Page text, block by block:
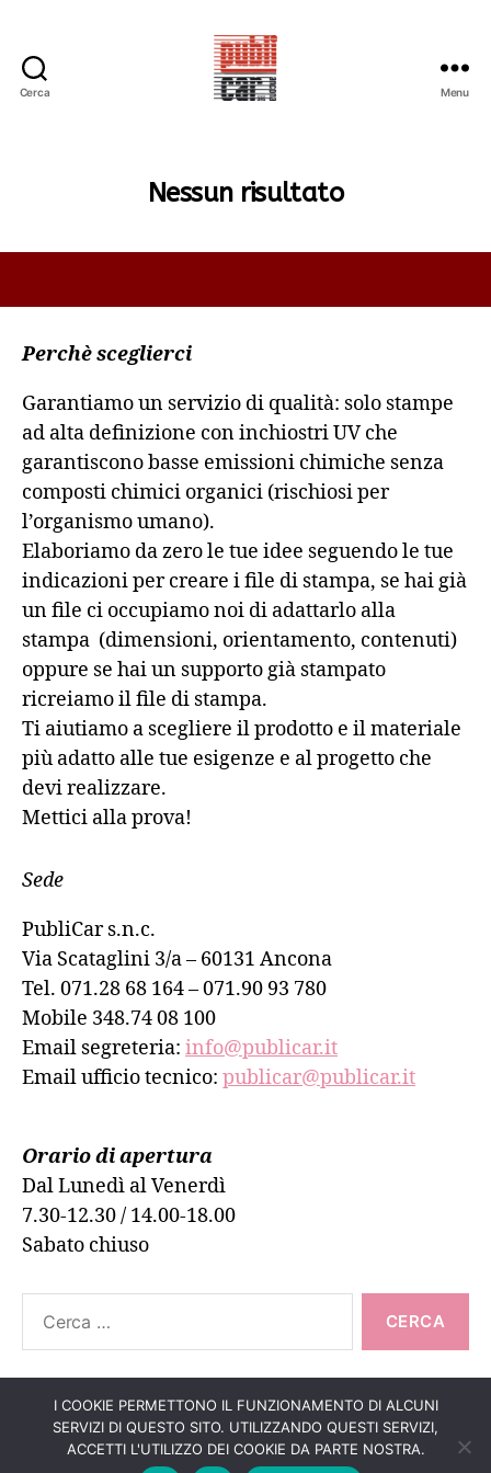
Cerca Menu
Nessun risultato
Perchè sceglierci
Garantiamo un servizio di qualità: solo stampe
ad alta definizione con inchiostri UV che
garantiscono basse emissioni chimiche senza
composti chimici organici (rischiosi per
l’organismo umano).
Elaboriamo da zero le tue idee seguendo le tue
indicazioni per creare i file di stampa, se hai già
un file ci occupiamo noi di adattarlo alla
stampa (dimensioni, orientamento, contenuti)
oppure se hai un supporto già stampato
ricreiamo il file di stampa.
Ti aiutiamo a scegliere il prodotto e il materiale
più adatto alle tue esigenze e al progetto che
devi realizzare.
Mettici alla prova!
Sede
PubliCar s.n.c.
Via Scataglini 3/a – 60131 Ancona
Tel. 071.28 68 164 – 071.90 93 780
Mobile 348.74 08 100
Email segreteria: info@publicar.it
Email ufficio tecnico: publicar@publicar.it
Orario di apertura
Dal Lunedì al Venerdì
7.30-12.30 / 14.00-18.00
Sabato chiuso
© 2026PUBLICAR ADESIVI ANCONA
Su
I COOKIE PERMETTONO IL FUNZIONAMENTO DI ALCUNI
SERVIZI DI QUESTO SITO. UTILIZZANDO QUESTI SERVIZI,
ACCETTI L'UTILIZZO DEI COOKIE DA PARTE NOSTRA.